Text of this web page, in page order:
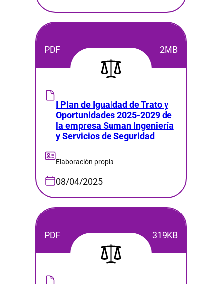
PDF 2MB
I Plan de Igualdad de Trato y
Oportunidades 2025-2029 de
la empresa Suman Ingeniería
y Servicios de Seguridad
Elaboración propia
08/04/2025
PDF 319KB